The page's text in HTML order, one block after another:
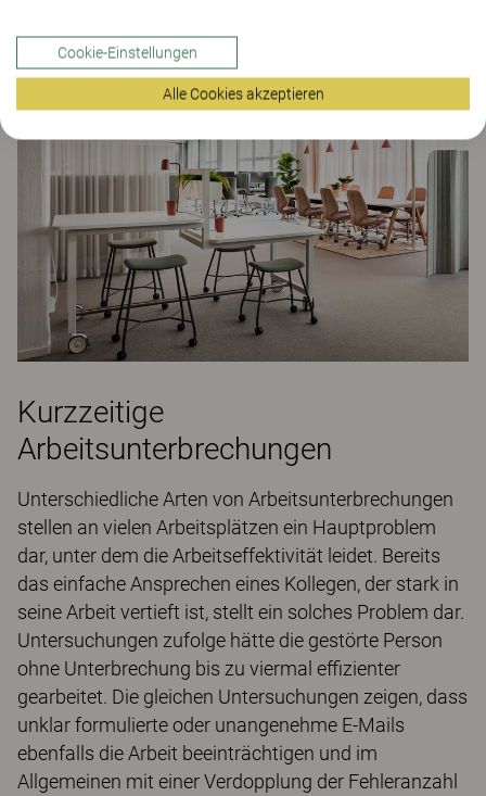
Kreativität, die Arbeitsenergie und die Produktivität
der Mitarbeiter.
Kurzzeitige
Arbeitsunterbrechungen
Unterschiedliche Arten von Arbeitsunterbrechungen
stellen an vielen Arbeitsplätzen ein Hauptproblem
dar, unter dem die Arbeitseffektivität leidet. Bereits
das einfache Ansprechen eines Kollegen, der stark in
seine Arbeit vertieft ist, stellt ein solches Problem dar.
Untersuchungen zufolge hätte die gestörte Person
ohne Unterbrechung bis zu viermal effizienter
gearbeitet. Die gleichen Untersuchungen zeigen, dass
unklar formulierte oder unangenehme E-Mails
ebenfalls die Arbeit beeinträchtigen und im
Allgemeinen mit einer Verdopplung der Fehleranzahl
Cookie-Einstellungen
Alle Cookies akzeptieren